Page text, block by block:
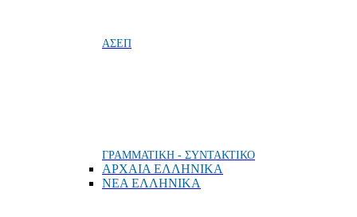
ΑΣΕΠ
ΓΡΑΜΜΑΤΙΚΗ - ΣΥΝΤΑΚΤΙΚΟ
ΑΡΧΑΙΑ ΕΛΛΗΝΙΚΑ
ΝΕΑ ΕΛΛΗΝΙΚΑ